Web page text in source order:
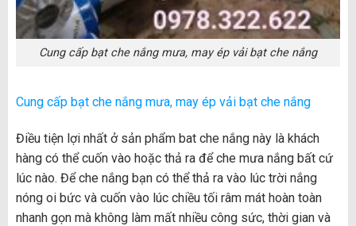
Cung cấp bạt che nắng mưa, may ép vải bạt che nắng
Cung cấp bạt che nắng mưa, may ép vải bạt che nắng
Điều tiện lợi nhất ở sản phẩm bat che nắng này là khách
hàng có thể cuốn vào hoặc thả ra để che mưa nắng bất cứ
lúc nào. Để che nắng bạn có thể thả ra vào lúc trời nắng
nóng oi bức và cuốn vào lúc chiều tối râm mát hoàn toàn
nhanh gọn mà không làm mất nhiều công sức, thời gian và